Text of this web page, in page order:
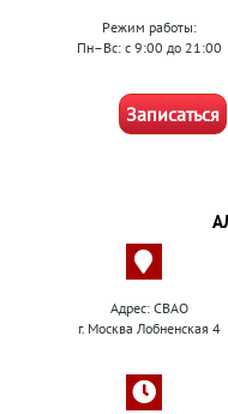
Режим работы:
Пн–Вс: с 9:00 до 21:00
Записаться
Адрес: СВАО
г. Москва Лобненская 4